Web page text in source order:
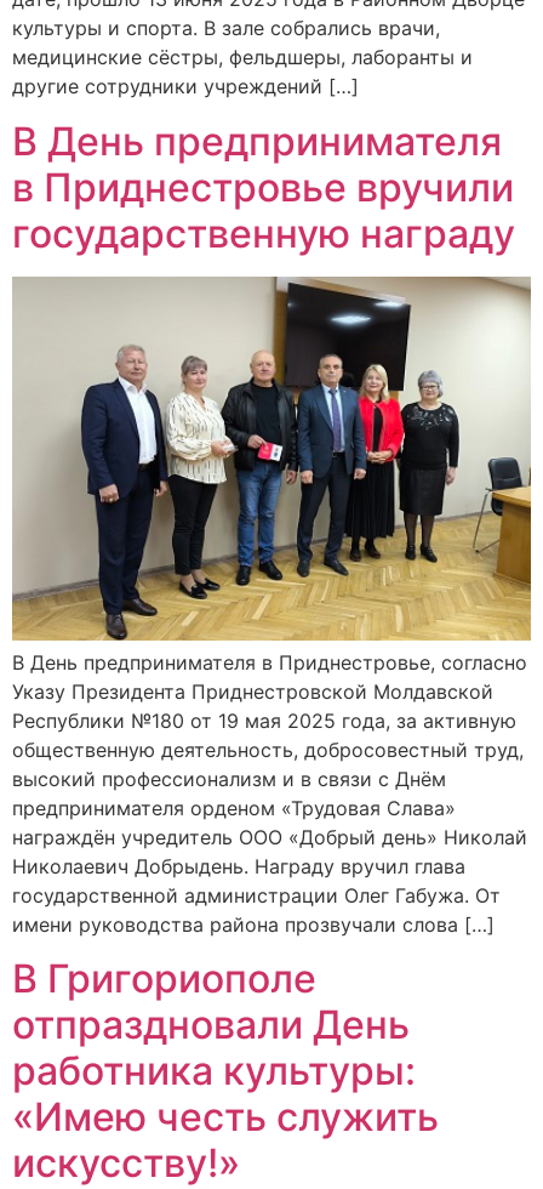
культуры и спорта. В зале собрались врачи,
медицинские сёстры, фельдшеры, лаборанты и
другие сотрудники учреждений […]
В День предпринимателя
в Приднестровье вручили
государственную награду
В День предпринимателя в Приднестровье, согласно
Указу Президента Приднестровской Молдавской
Республики №180 от 19 мая 2025 года, за активную
общественную деятельность, добросовестный труд,
высокий профессионализм и в связи с Днём
предпринимателя орденом «Трудовая Слава»
награждён учредитель ООО «Добрый день» Николай
Николаевич Добрыдень. Награду вручил глава
государственной администрации Олег Габужа. От
имени руководства района прозвучали слова […]
В Григориополе
отпраздновали День
работника культуры:
«Имею честь служить
искусству!»